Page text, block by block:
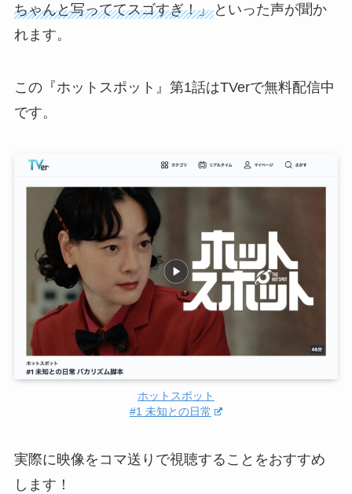
ちゃんと写っててスゴすぎ！」といった声が聞か
れます。
この『ホットスポット』第1話はTVerで無料配信中
です。
ホットスポット
#1 未知との日常
実際に映像をコマ送りで視聴することをおすすめ
します！